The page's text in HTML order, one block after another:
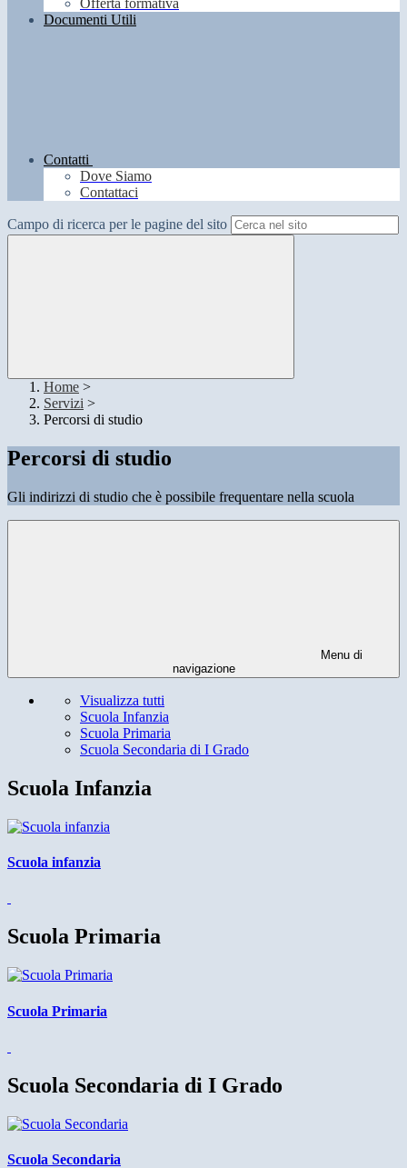
Offerta formativa
Documenti Utili
Contatti
Dove Siamo
Contattaci
Campo di ricerca per le pagine del sito
Home >
Servizi >
Percorsi di studio
Percorsi di studio
Gli indirizzi di studio che è possibile frequentare nella scuola
Menu di
navigazione
Visualizza tutti
Scuola Infanzia
Scuola Primaria
Scuola Secondaria di I Grado
Scuola Infanzia
Scuola infanzia
Scuola Primaria
Scuola Primaria
Scuola Secondaria di I Grado
Scuola Secondaria